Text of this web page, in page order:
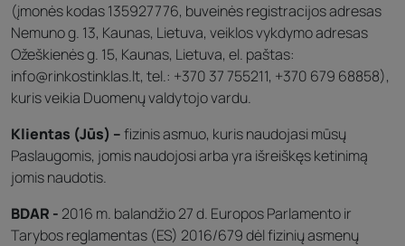
(įmonės kodas 135927776, buveinės registracijos adresas
Nemuno g. 13, Kaunas, Lietuva, veiklos vykdymo adresas
Ožeškienės g. 15, Kaunas, Lietuva, el. paštas:
info@rinkostinklas.lt, tel.: +370 37 755211, +370 679 68858),
kuris veikia Duomenų valdytojo vardu.
Klientas (Jūs) –fizinis asmuo, kuris naudojasi mūsų
Paslaugomis, jomis naudojosi arba yra išreiškęs ketinimą
jomis naudotis.
BDAR - 2016 m. balandžio 27 d. Europos Parlamento ir
Tarybos reglamentas (ES) 2016/679 dėl fizinių asmenų